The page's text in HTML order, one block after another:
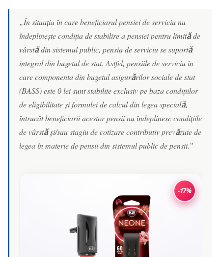
„În situația în care beneficiarul pensiei de serviciu nu
îndeplinește condiția de stabilire a pensiei pentru limită de
vârstă din sistemul public, pensia de serviciu se suportă
integral din bugetul de stat. Astfel, pensiile de serviciu în
care componenta din bugetul asigurărilor sociale de stat
(BASS) este 0 lei sunt stabilite exclusiv pe baza condițiilor
de eligibilitate și formulei de calcul din legea specială,
întrucât beneficiarii acestor pensii nu îndeplinesc condițiile
de vârstă și/sau stagiu de cotizare contributiv prevăzute de
legea în materie de pensii din sistemul public de pensii.”
-17%